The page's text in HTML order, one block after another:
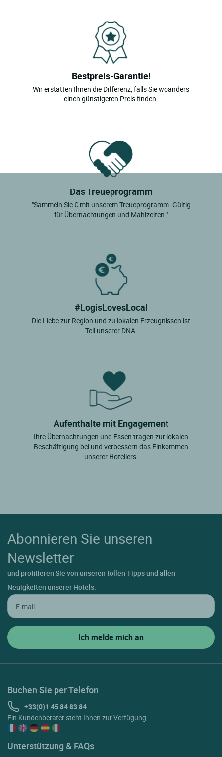
Bestpreis-Garantie!
Wir erstatten Ihnen die Differenz, falls Sie woanders
einen günstigeren Preis finden.
Das Treueprogramm
"Sammeln Sie € mit unserem Treueprogramm. Gültig
für Übernachtungen und Mahlzeiten."
#LogisLovesLocal
Die Liebe zur Region und zu lokalen Erzeugnissen ist
Teil unserer DNA.
Aufenthalte mit Engagement
Ihre Übernachtungen und Essen tragen zur lokalen
Beschäftigung bei und verbessern das Einkommen
unserer Hoteliers.
Abonnieren Sie unseren
Newsletter
und profitieren Sie von unseren tollen Tipps und allen
Neuigkeiten unserer Hotels.
Buchen Sie per Telefon
+33(0)1 45 84 83 84
Ein Kundenberater steht Ihnen zur Verfügung
Unterstützung & FAQs